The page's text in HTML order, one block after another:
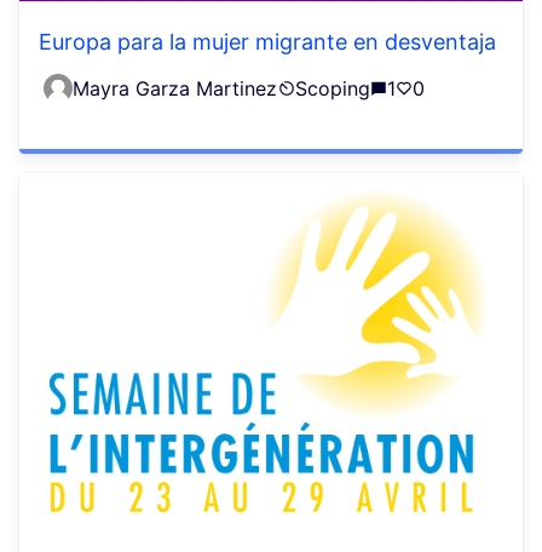
Europa para la mujer migrante en desventaja
Mayra Garza Martinez Scoping 1 0